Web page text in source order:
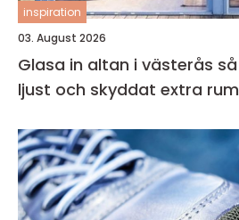
inspiration
03. August 2026
Glasa in altan i västerås så skapar du ett
ljust och skyddat extra rum